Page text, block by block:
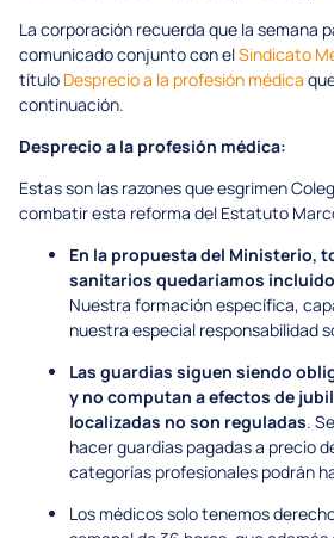
La corporación recuerda que la semana
comunicado conjunto con elSindicato
título Desprecio a la profesión médica
continuación.
Desprecio a la profesión médica:
Estas son las razones que esgrimen
combatir esta reforma del Estatuto
En la propuesta del Ministerio,
sanitarios quedaríamos
Nuestra formación específica,
nuestra especial responsabilidad
Las guardias siguen siendo
y no computan a efectos de
localizadas no son reguladas.
hacer guardias pagadas a precio
categorías profesionales podrán
Los médicos solo tenemos